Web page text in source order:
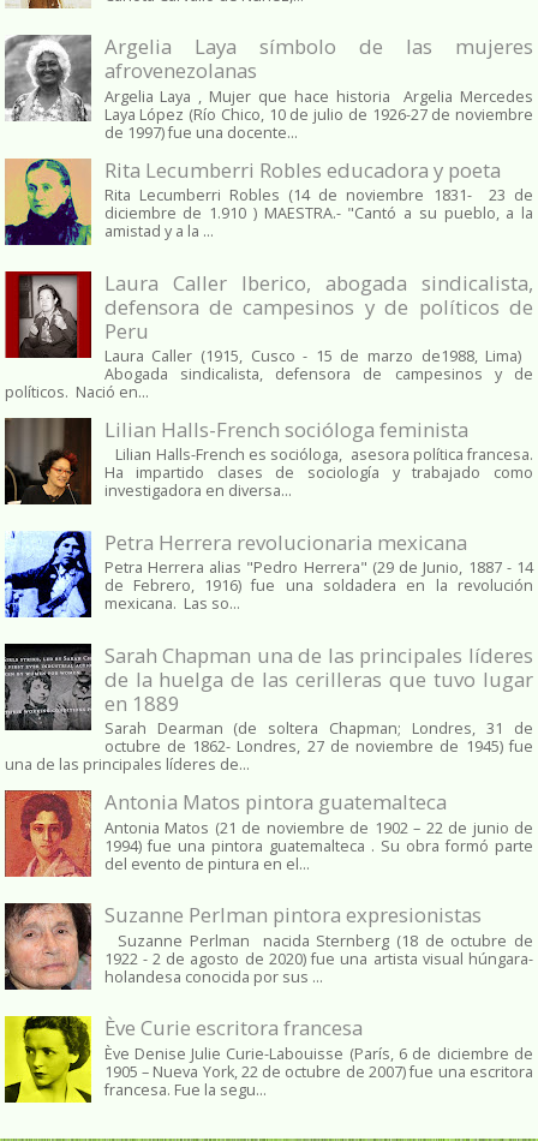
Argelia Laya símbolo de las mujeres
afrovenezolanas
Argelia Laya , Mujer que hace historia Argelia Mercedes
Laya López (Río Chico, 10 de julio de 1926-27 de noviembre
de 1997) fue una docente...
Rita Lecumberri Robles educadora y poeta
Rita Lecumberri Robles (14 de noviembre 1831- 23 de
diciembre de 1.910 ) MAESTRA.- "Cantó a su pueblo, a la
amistad y a la ...
Laura Caller Iberico, abogada sindicalista,
defensora de campesinos y de políticos de
Peru
Laura Caller (1915, Cusco - 15 de marzo de1988, Lima)
Abogada sindicalista, defensora de campesinos y de
políticos. Nació en...
Lilian Halls-French socióloga feminista
Lilian Halls-French es socióloga, asesora política francesa.
Ha impartido clases de sociología y trabajado como
investigadora en diversa...
Petra Herrera revolucionaria mexicana
Petra Herrera alias "Pedro Herrera" (29 de Junio, 1887 - 14
de Febrero, 1916) fue una soldadera en la revolución
mexicana. Las so...
Sarah Chapman una de las principales líderes
de la huelga de las cerilleras que tuvo lugar
en 1889
Sarah Dearman (de soltera Chapman; Londres, 31 de
octubre de 1862​- Londres, 27 de noviembre de 1945)​ fue
una de las principales líderes de...
Antonia Matos pintora guatemalteca
Antonia Matos (21 de noviembre de 1902 – 22 de junio de
1994) fue una pintora guatemalteca . Su obra formó parte
del evento de pintura en el...
Suzanne Perlman pintora expresionistas
Suzanne Perlman nacida Sternberg (18 de octubre de
1922 - 2 de agosto de 2020) fue una artista visual húngara-
holandesa conocida por sus ...
Ève Curie escritora francesa
Ève Denise Julie Curie-Labouisse (París, 6 de diciembre de
1905 – Nueva York, 22 de octubre de 2007) fue una escritora
francesa. Fue la segu...